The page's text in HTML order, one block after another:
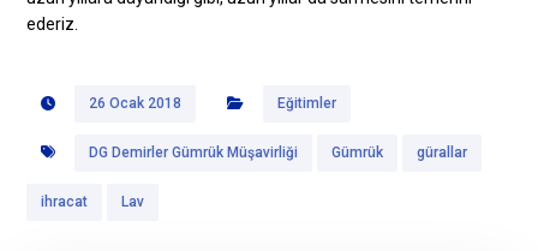
ederiz.
26 Ocak 2018 Eğitimler
DG Demirler Gümrük Müşavirliği Gümrük gürallar
ihracat Lav